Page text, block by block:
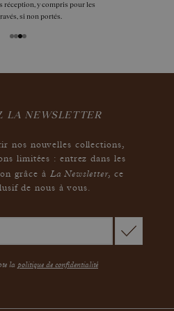
réception, y compris pour les
si non portés.
LA NEWSLETTER
nos nouvelles collections,
limitées : entrez dans les
grâce à La Newsletter,ce
de nous à vous.
la politique de confidentialité